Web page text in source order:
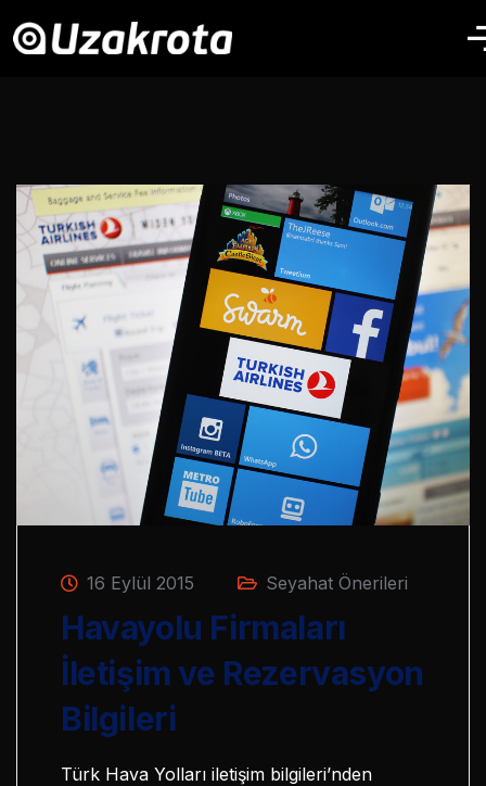
16 Eylül 2015 Seyahat Önerileri
Havayolu Firmaları
İletişim ve Rezervasyon
Bilgileri
Türk Hava Yolları iletişim bilgileri’nden